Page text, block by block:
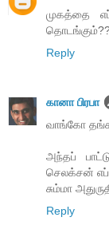
முகத்தை
Reply
கானா பிரபா
வாங்கோ
அந்தப்
செலக்சன்
சும்மா
Reply